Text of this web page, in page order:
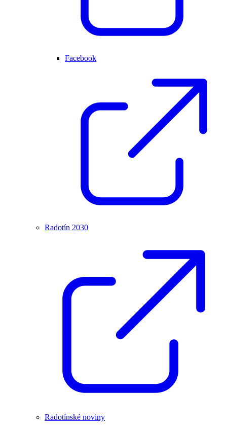
Facebook
Radotín 2030
Radotínské noviny